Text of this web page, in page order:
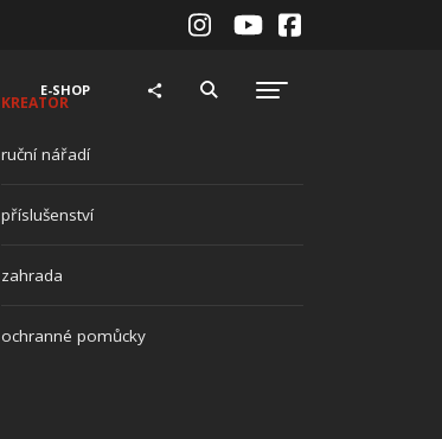
E-SHOP
KREATOR
ruční nářadí
příslušenství
zahrada
ochranné pomůcky